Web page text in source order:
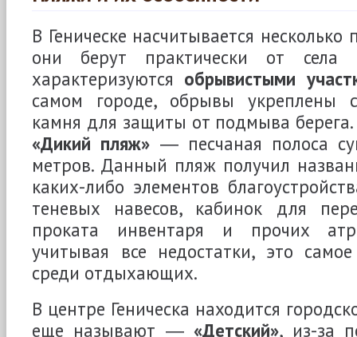
В Геническе насчитывается
они берут практически от села
характеризуются обрывистыми
самом городе, обрывы укреплены
камня для защиты от подмыва
«Дикий пляж» ― песчаная полоса
метров. Данный пляж получил
каких-либо элементов
теневых навесов, кабинок для
проката инвентаря и прочих
учитывая все недостатки, это
среди отдыхающих.
В центре Геническа находится
еще называют ― «Детский», из-за